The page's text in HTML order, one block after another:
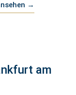
→
am